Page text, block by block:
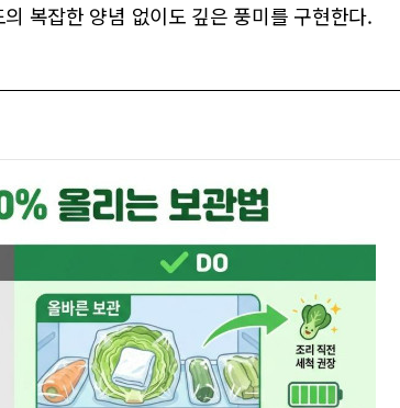
복잡한 양념 없이도 깊은 풍미를 구현한다.